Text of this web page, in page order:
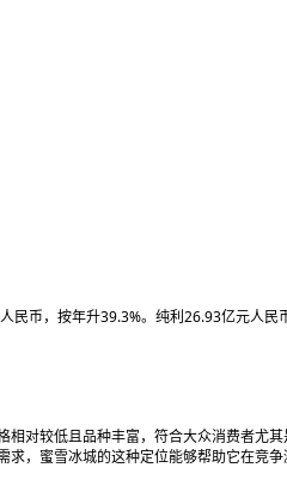
币，按年升39.3%。纯利26.93亿元人民
对较低且品种丰富，符合大众消费者尤
，蜜雪冰城的这种定位能够帮助它在竞争